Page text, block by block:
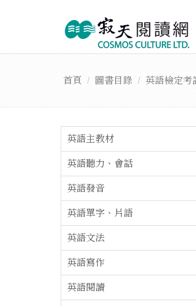
首頁 圖書目錄 英語檢定考
英語主教材
英語聽力、會話
英語發音
英語單字、片語
英語文法
英語寫作
英語閱讀